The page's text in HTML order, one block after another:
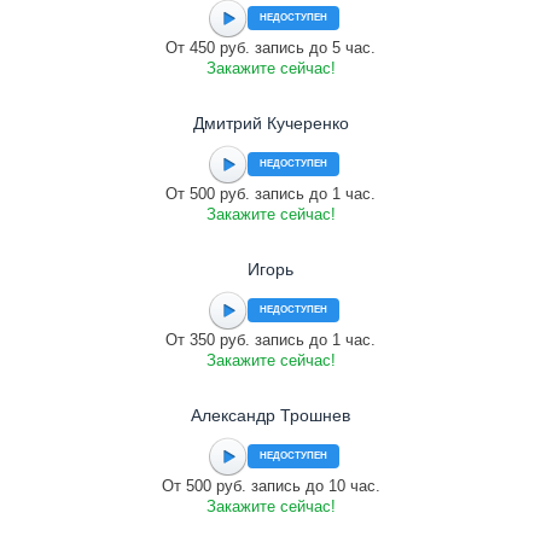
НЕДОСТУПЕН
От 450 руб. запись до 5 час.
Закажите сейчас!
Дмитрий Кучеренко
НЕДОСТУПЕН
От 500 руб. запись до 1 час.
Закажите сейчас!
Игорь
НЕДОСТУПЕН
От 350 руб. запись до 1 час.
Закажите сейчас!
Александр Трошнев
НЕДОСТУПЕН
От 500 руб. запись до 10 час.
Закажите сейчас!